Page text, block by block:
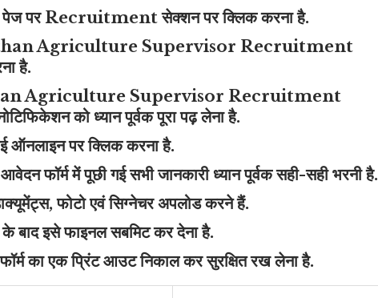
पेज पर Recruitment सेक्शन पर क्लिक करना है.
Agriculture Supervisor Recruitment
है.
Agriculture Supervisor Recruitment
को ध्यान पूर्वक पूरा पढ़ लेना है.
ऑनलाइन पर क्लिक करना है.
फॉर्म में पूछी गई सभी जानकारी ध्यान पूर्वक सही-सही भरनी है.
फोटो एवं सिग्नेचर अपलोड करने हैं.
बाद इसे फाइनल सबमिट कर देना है.
का एक प्रिंट आउट निकाल कर सुरक्षित रख लेना है.